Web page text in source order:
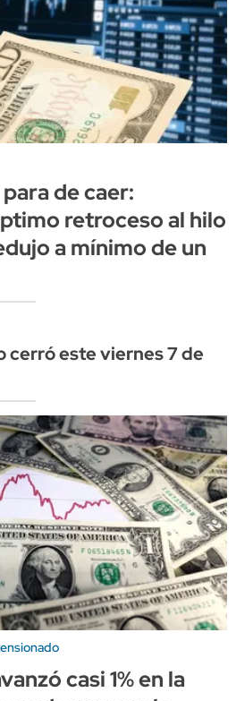
de caer:
retroceso al hilo
a mínimo de un
cerró este viernes 7 de
casi 1% en la